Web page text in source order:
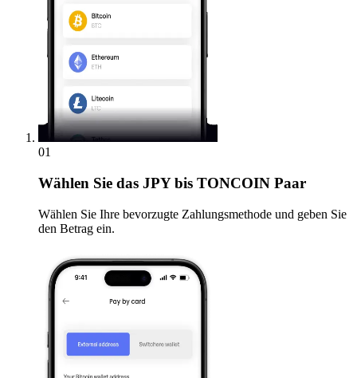
01
Wählen Sie das JPY bis TONCOIN Paar
Wählen Sie Ihre bevorzugte Zahlungsmethode und geben Sie
den Betrag ein.